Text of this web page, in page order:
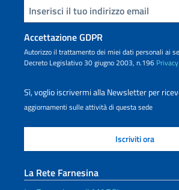
Inserisci la tua email
Accettazione GDPR
Autorizzo il trattamento dei miei dati personali ai
Decreto Legislativo 30 giugno 2003, n.196 Privacy
Sì, voglio iscrivermi alla Newsletter per
aggiornamenti sulle attività di questa sede
La Rete Farnesina